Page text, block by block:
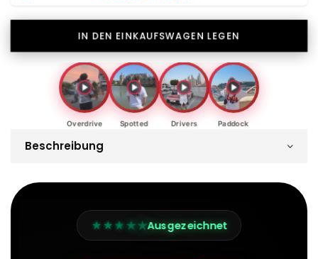
IN DEN EINKAUFSWAGEN LEGEN
Overdrive Spotted Drivers Paddock
Beschreibung
★★★★★Ausgezeichnet